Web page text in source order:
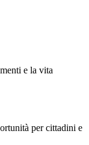
e la vita
per cittadini e